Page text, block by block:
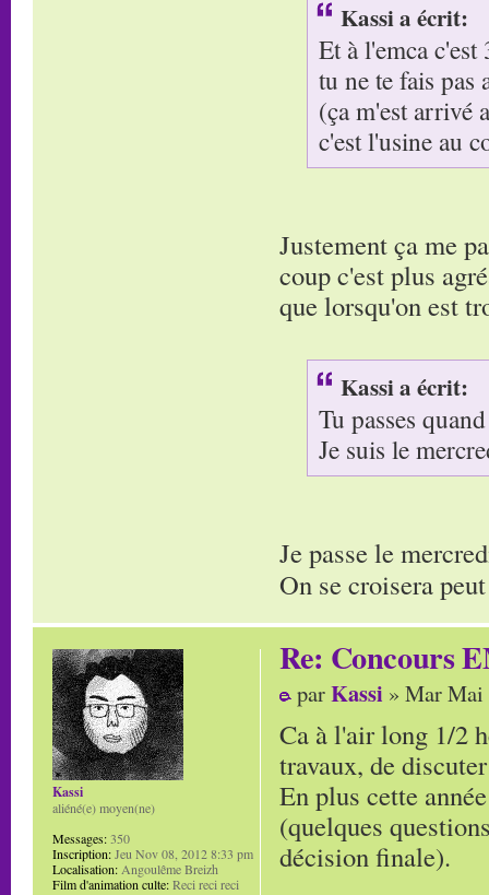
Kassi a écrit:
Et à l'emca
tu ne te fais pas
(ça m'est arrivé
c'est l'usine au
Justement ça me
coup c'est plus
que lorsqu'on est
Kassi a écrit:
Tu passes
Je suis le
Je passe le
On se croisera
Re: Concours
parKassi » Mar Mai
Ca à l'air long 1/2
travaux, de
En plus cette
(quelques
décision finale).
Kassi
aliéné(e) moyen(ne)
Messages:350
Inscription:Jeu Nov 08, 2012 8:33 pm
Localisation:Angoulême Breizh
Film d'animation culte:Reci reci reci